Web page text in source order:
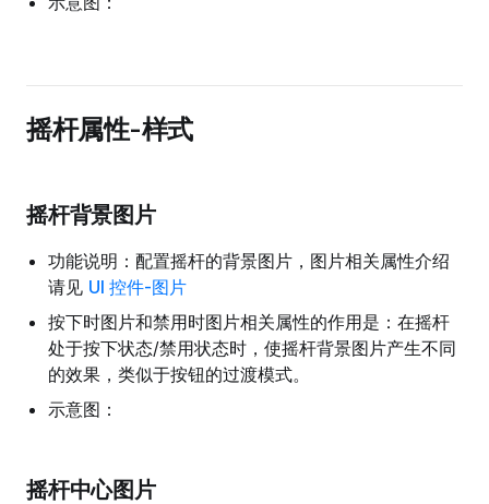
摇杆属性-样式
摇杆背景图片
功能说明：配置摇杆的背景图片，图片相关属性介绍
请见 UI 控件-图片
按下时图片和禁用时图片相关属性的作用是：在摇杆
处于按下状态/禁用状态时，使摇杆背景图片产生不同
的效果，类似于按钮的过渡模式。
示意图：
摇杆中心图片